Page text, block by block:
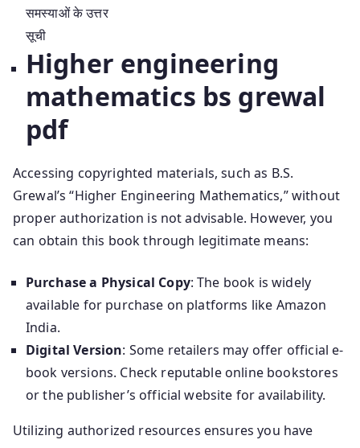
समस्याओं के उत्तर
सूची
Higher engineering
mathematics bs grewal
pdf
Accessing copyrighted materials, such as B.S.
Grewal’s “Higher Engineering Mathematics,” without
proper authorization is not advisable. However, you
can obtain this book through legitimate means:
Purchase a Physical Copy: The book is widely
available for purchase on platforms like Amazon
India.
Digital Version: Some retailers may offer official e-
book versions. Check reputable online bookstores
or the publisher’s official website for availability.
Utilizing authorized resources ensures you have